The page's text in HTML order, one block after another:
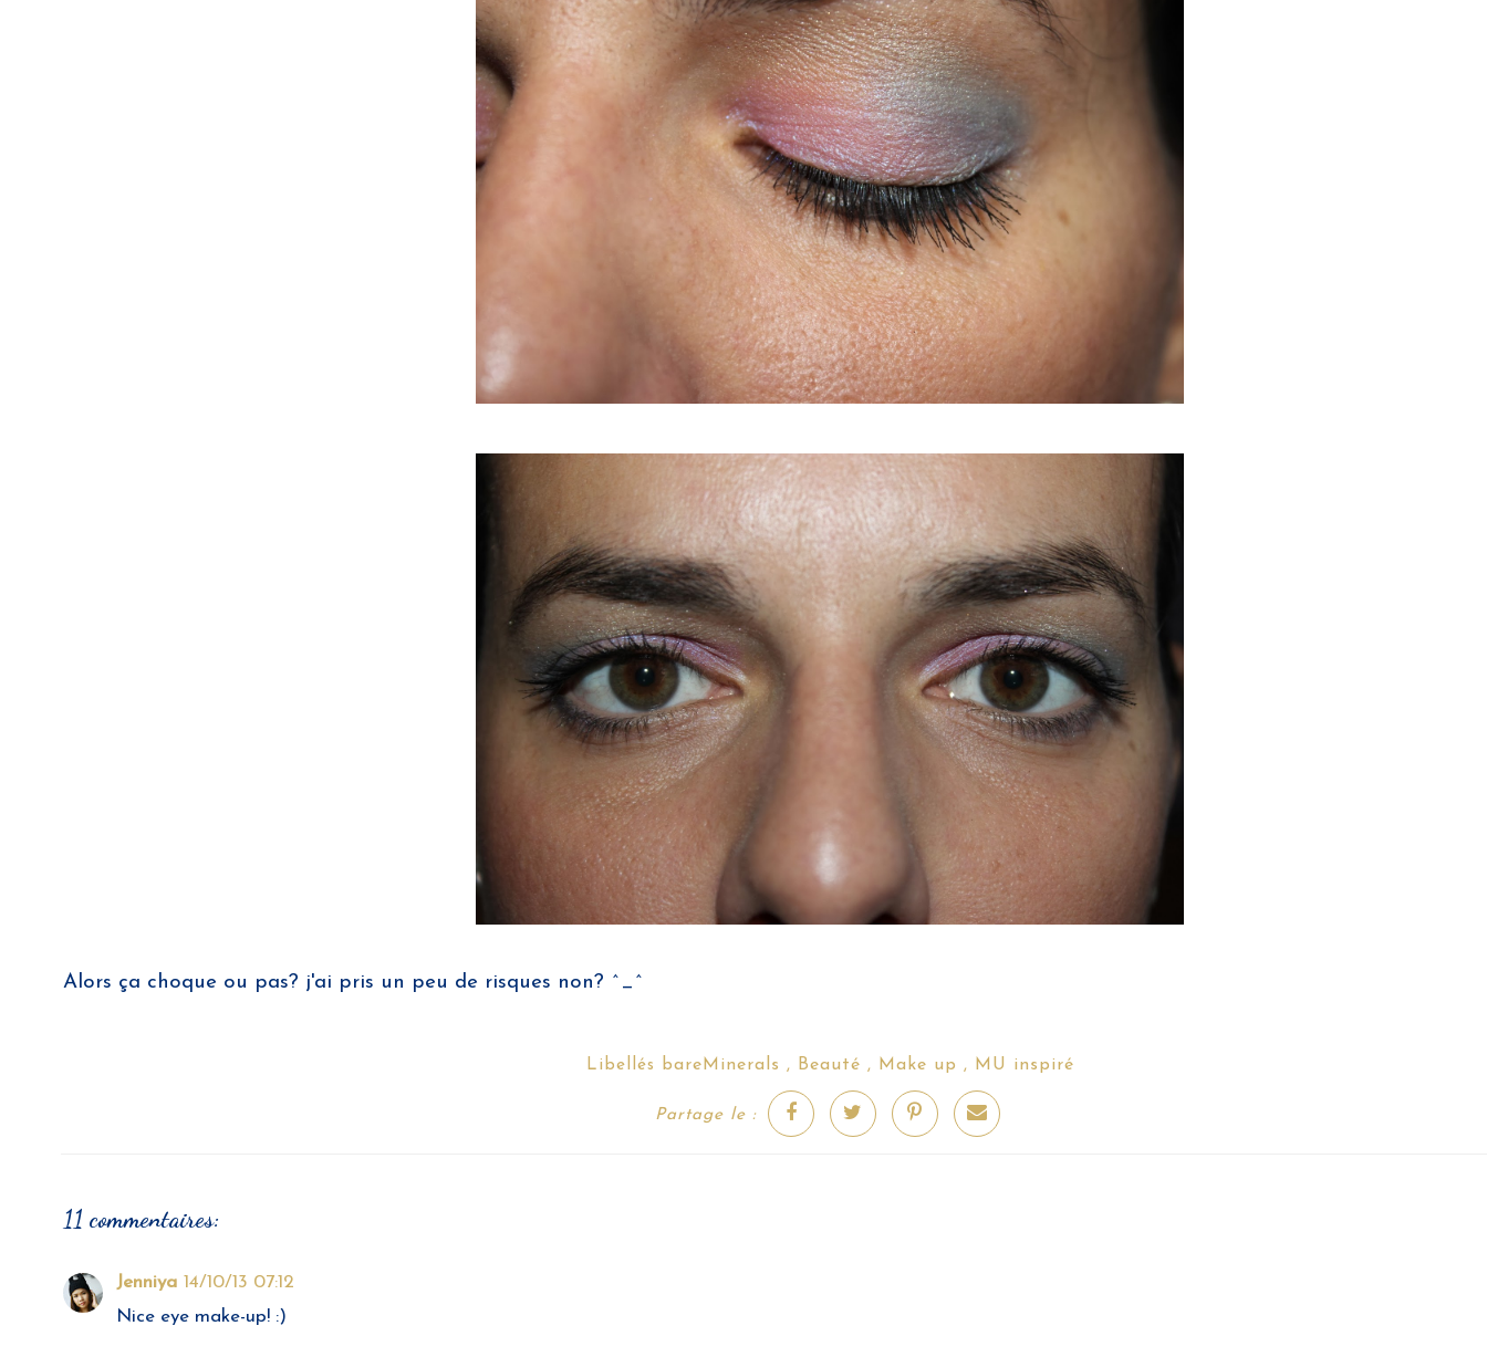
Alors ça choque ou pas? j'ai pris un peu de risques non? ^_^
Libellés bareMinerals , Beauté , Make up , MU inspiré
Partage le :
11 commentaires:
Jenniya 14/10/13 07:12
Nice eye make-up! :)